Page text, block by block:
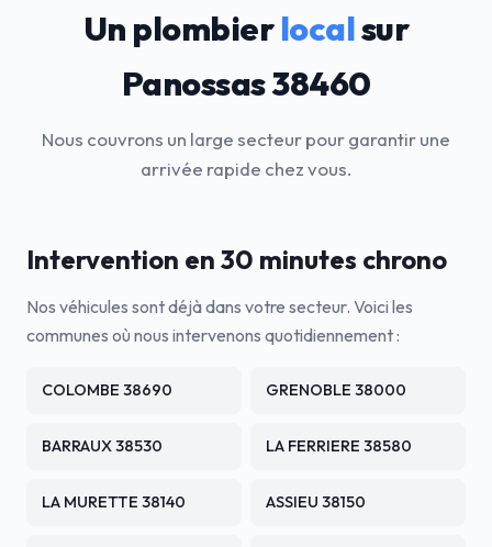
Un plombierlocalsur
Panossas 38460
Nous couvrons un large secteur pour garantir une
arrivée rapide chez vous.
Intervention en 30 minutes chrono
Nos véhicules sont déjà dans votre secteur. Voici les
communes où nous intervenons quotidiennement :
COLOMBE 38690 GRENOBLE 38000
BARRAUX 38530 LA FERRIERE 38580
LA MURETTE 38140 ASSIEU 38150